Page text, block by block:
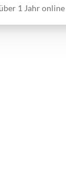
1 Jahr online